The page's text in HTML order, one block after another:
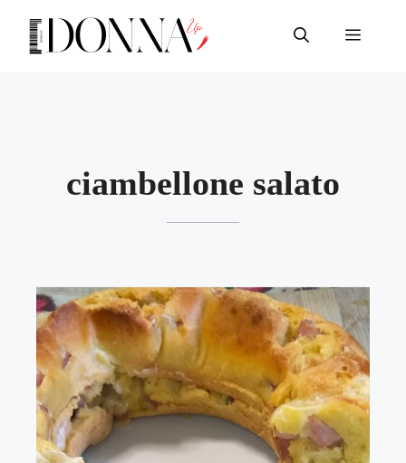
contenuto
Menu
ciambellone salato